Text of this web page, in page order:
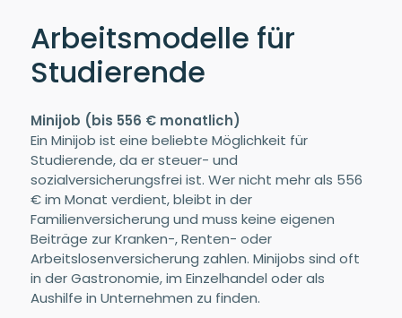
Arbeitsmodelle für
Studierende
Minijob (bis 556 € monatlich)
Ein Minijob ist eine beliebte Möglichkeit für
Studierende, da er steuer- und
sozialversicherungsfrei ist. Wer nicht mehr als 556
€ im Monat verdient, bleibt in der
Familienversicherung und muss keine eigenen
Beiträge zur Kranken-, Renten- oder
Arbeitslosenversicherung zahlen. Minijobs sind oft
in der Gastronomie, im Einzelhandel oder als
Aushilfe in Unternehmen zu finden.